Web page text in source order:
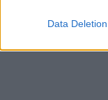
Data Deletion